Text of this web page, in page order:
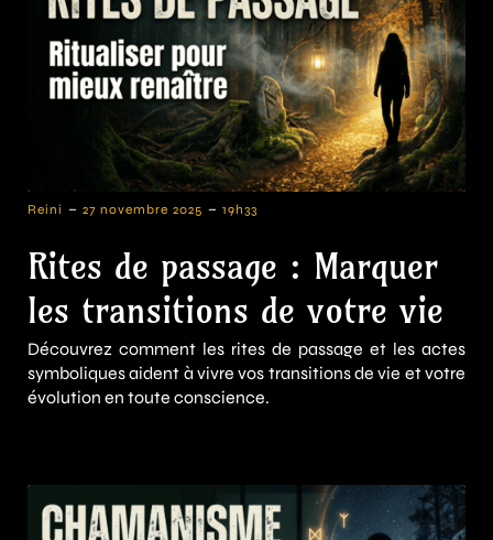
Reini - 27 novembre 2025 - 19h33
Rites de passage : Marquer
les transitions de votre vie
Découvrez comment les rites de passage et les actes
symboliques aident à vivre vos transitions de vie et votre
évolution en toute conscience.